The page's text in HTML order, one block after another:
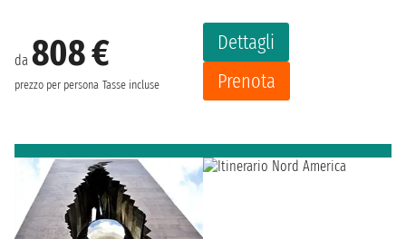
da 808 €
prezzo per persona Tasse incluse
Dettagli
Prenota